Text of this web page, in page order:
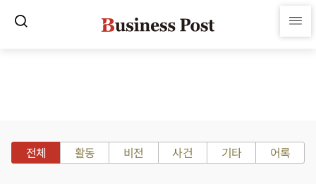
전체 활동 비전 사건 기타 어록